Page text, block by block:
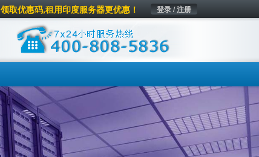
登录 / 注册
领取优惠码,租用印度服务器更优惠！